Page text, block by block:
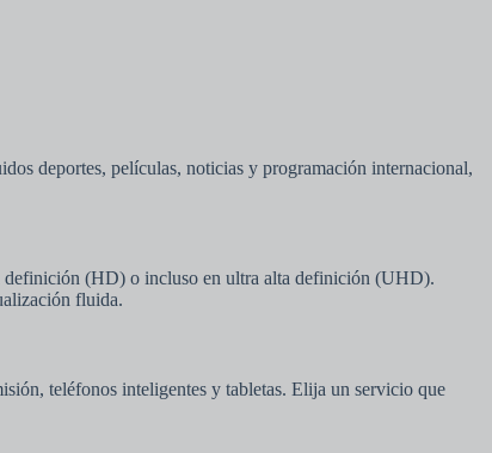
deportes, películas, noticias y programación internacional,
definición (HD) o incluso en ultra alta definición (UHD).
fluida.
teléfonos inteligentes y tabletas. Elija un servicio que